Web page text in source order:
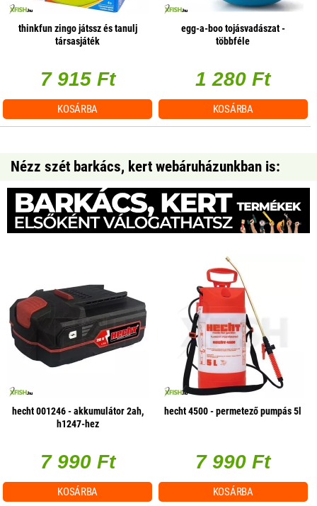
thinkfun zingo játssz és tanulj
társasjáték
7 915 Ft
KOSÁRBA
egg-a-boo tojásvadászat -
többféle
1 280 Ft
KOSÁRBA
Nézz szét barkács, kert webáruházunkban is:
hecht 001246 - akkumulátor 2ah,
h1247-hez
7 990 Ft
KOSÁRBA
hecht 4500 - permetező pumpás 5l
7 990 Ft
KOSÁRBA